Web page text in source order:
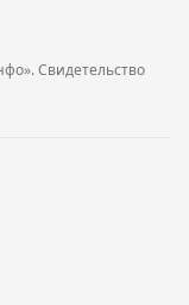
Cвидетельство